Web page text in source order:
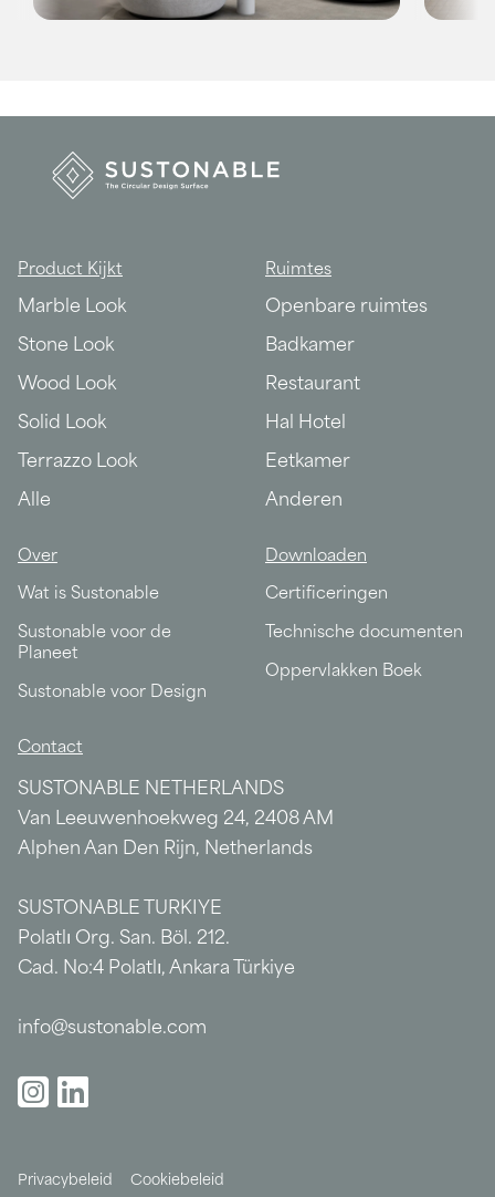
Product Kijkt
Marble Look
Stone Look
Wood Look
Solid Look
Terrazzo Look
Alle
Ruimtes
Openbare ruimtes
Badkamer
Restaurant
Hal Hotel
Eetkamer
Anderen
Over
Wat is Sustonable
Sustonable voor de
Planeet
Sustonable voor Design
Downloaden
Certificeringen
Technische documenten
Oppervlakken Boek
Contact
SUSTONABLE NETHERLANDS
Van Leeuwenhoekweg 24, 2408 AM
Alphen Aan Den Rijn, Netherlands
SUSTONABLE TURKIYE
Polatlı Org. San. Böl. 212.
Cad. No:4 Polatlı, Ankara Türkiye
info@sustonable.com
Privacybeleid Cookiebeleid